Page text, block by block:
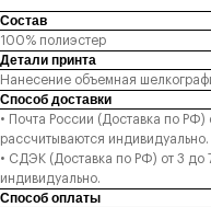
Состав
100% полиэстер
Детали принта
Нанесение объемная
Способ доставки
• Почта России (Доставка по РФ)
рассчитываются индивидуально.
• СДЭК (Доставка по РФ) от 3 до
индивидуально.
Способ оплаты